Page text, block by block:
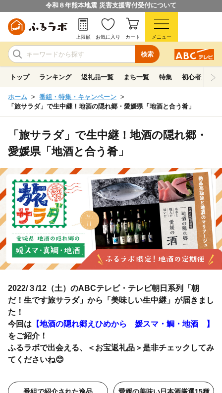
令和８年熊本地震 災害支援寄付受付について
検索
上限額 お気に入り カート メニュー
トップ ランキング 返礼品一覧 まち一覧 特集 初心者ガイド
ホーム
番組・特集・キャンペーン
「旅サラダ」で生中継！地酒の隠れ郷・愛媛県「地酒と合う肴」
「旅サラダ」で生中継！地酒の隠れ郷・
愛媛県「地酒と合う肴」
2022/３/12（土）のABCテレビ・テレビ朝日系列「朝
だ！生です旅サラダ」から「美味しい生中継」が届きまし
た！
今回は 【地酒の隠れ郷えひめから 媛スマ・鯛・地酒 】
をご紹介！
ふるラボで出会える、＜お宝返礼品＞是非チェックしてみ
てくださいね😊